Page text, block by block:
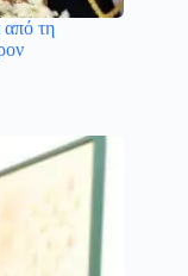
από τη